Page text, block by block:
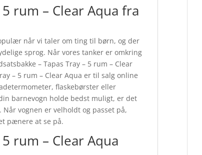
rum – Clear Aqua fra
når vi taler om ting til børn, og der
sprog. Når vores tanker er omkring
– Tapas Tray – 5 rum – Clear
– 5 rum – Clear Aqua er til salg online
flaskebørster eller
barnevogn holde bedst muligt, er det
vognen er velholdt og passet på,
pænere at se på.
rum – Clear Aqua